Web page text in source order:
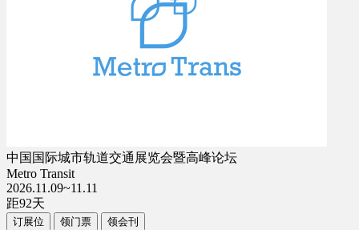
中国国际城市轨道交通展览会暨高峰论坛
Metro Transit
2026.11.09~11.11
距92天
订展位 领门票 领会刊